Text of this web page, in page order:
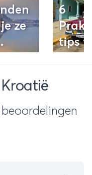
ze
6
tips
reis